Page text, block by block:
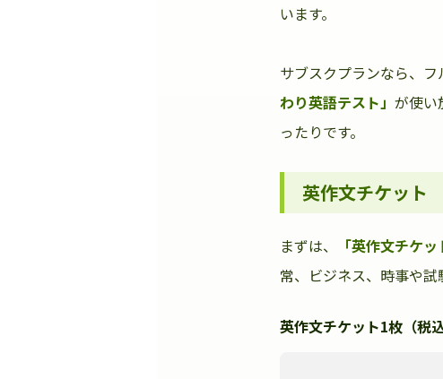
います。
サブスクプランなら、
わり英語テスト」 が使い
ったりです。
英作文チケット
まずは、 「英作文チケッ
常、ビジネス、時事や
英作文チケット1枚（税